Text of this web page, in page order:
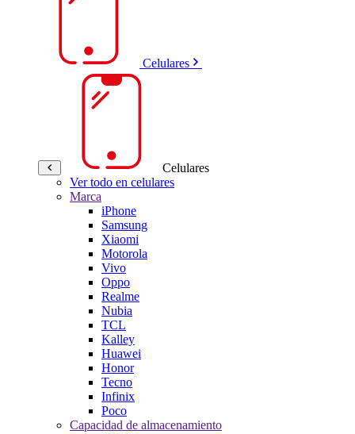
Celulares
Celulares
Ver todo en celulares
Marca
iPhone
Samsung
Xiaomi
Motorola
Vivo
Oppo
Realme
Nubia
TCL
Kalley
Huawei
Honor
Tecno
Infinix
Poco
Capacidad de almacenamiento